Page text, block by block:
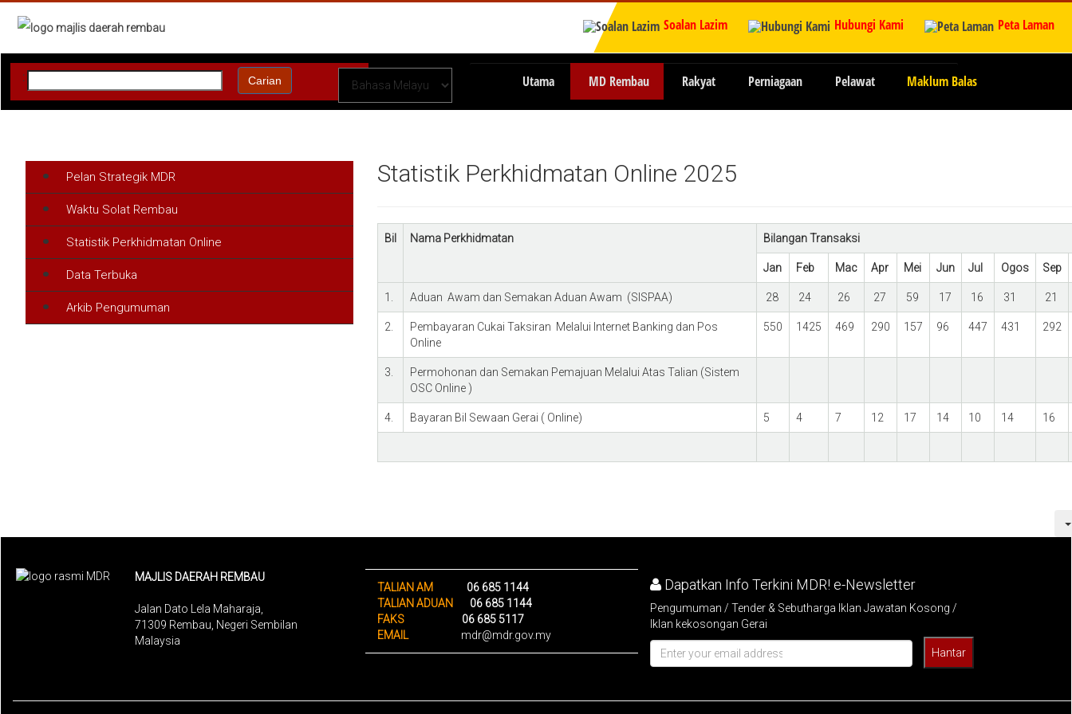
Soalan Lazim Hubungi Kami Peta Laman
: Carian Utama MD Rembau Rakyat Perniagaan Pelawat Maklum Balas
Pelan Strategik MDR
Waktu Solat Rembau
Statistik Perkhidmatan Online
Data Terbuka
Arkib Pengumuman
Statistik Perkhidmatan Online 2025
Bil Nama Perkhidmatan Bilangan Transaksi
Jan Feb Mac Apr Mei Jun Jul Ogos Sep
1. Aduan Awam dan Semakan Aduan Awam (SISPAA) 28 24 26 27 59 17 16 31 21
2.
Pembayaran Cukai Taksiran Melalui Internet Banking dan Pos
Online
550 1425 469 290 157 96 447 431 292
3.
Permohonan dan Semakan Pemajuan Melalui Atas Talian (Sistem
OSC Online )
4. Bayaran Bil Sewaan Gerai ( Online) 5 4 7 12 17 14 10 14 16
MAJLIS DAERAH REMBAU
Jalan Dato Lela Maharaja,
71309 Rembau, Negeri Sembilan
Malaysia
TALIAN AM
06 685 1144
TALIAN ADUAN
06 685 1144
FAKS
06 685 5117
EMAIL
mdr@mdr.gov.my
Dapatkan Info Terkini MDR! e-Newsletter
Pengumuman / Tender & Sebutharga Iklan Jawatan Kosong /
Iklan kekosongan Gerai
Hantar